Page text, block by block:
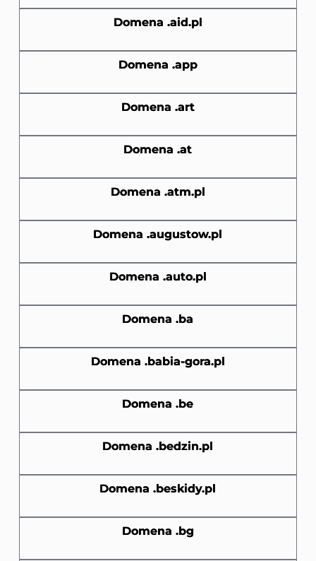
Domena .aid.pl
Domena .app
Domena .art
Domena .at
Domena .atm.pl
Domena .augustow.pl
Domena .auto.pl
Domena .ba
Domena .babia-gora.pl
Domena .be
Domena .bedzin.pl
Domena .beskidy.pl
Domena .bg